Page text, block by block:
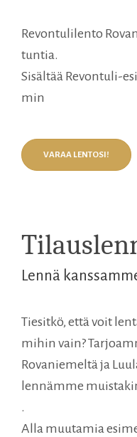
Revontulilento
tuntia.
Sisältää Revontuli-
min
VARAA LENTOSI!
Lennä
Tiesitkö, että voit
mihin vain?
Rovaniemeltä ja
lennämme
.
Alla muutamia